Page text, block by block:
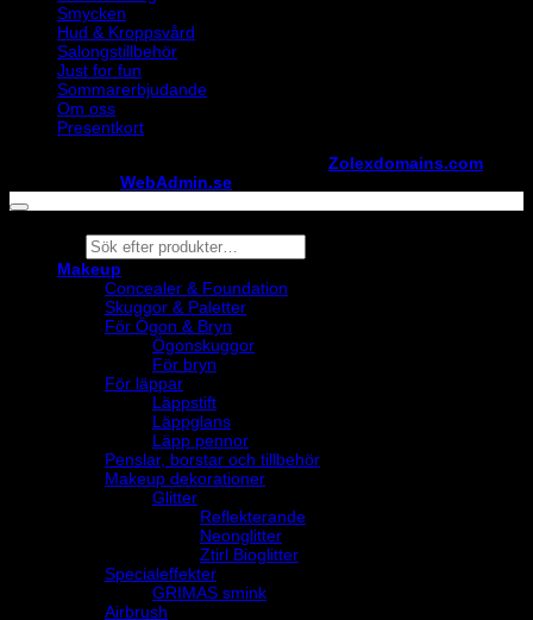
Smycken
Hud & Kroppsvård
Salongstillbehör
Just for fun
Sommarerbjudande
Om oss
Presentkort
Zolexdomains.com
WebAdmin.se
Products
search
Makeup
Concealer & Foundation
Skuggor & Paletter
För Ögon & Bryn
Ögonskuggor
För bryn
För läppar
Läppstift
Läppglans
Läpp pennor
Penslar, borstar och tillbehör
Makeup dekorationer
Glitter
Reflekterande
Neonglitter
Ztirl Bioglitter
Specialeffekter
GRIMAS smink
Airbrush